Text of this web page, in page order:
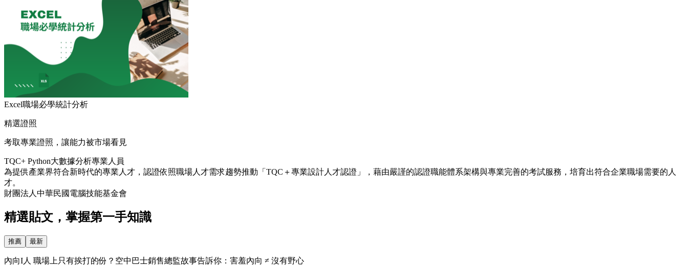
Excel職場必學統計分析
精選證照
考取專業證照，讓能力被市場看見
TQC+ Python大數據分析專業人員
為提供產業界符合新時代的專業人才，認證依照職場人才需求趨勢推動「TQC＋專業設計人才認證」，藉由嚴謹的認證職能體系架構與專業完善的考試服務，培育出符合企業職場需要的人
才。
財團法人中華民國電腦技能基金會
精選貼文，掌握第一手知識
推薦 最新
內向I人 職場上只有挨打的份？空中巴士銷售總監故事告訴你：害羞內向 ≠ 沒有野心